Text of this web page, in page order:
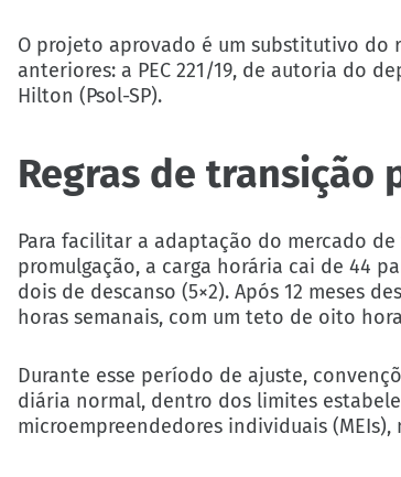
O projeto aprovado é um substitutivo do
anteriores: a PEC 221/19, de autoria do
Hilton (Psol-SP).
Regras de transição
Para facilitar a adaptação do mercado
promulgação, a carga horária cai de 44
dois de descanso (5×2). Após 12 meses
horas semanais, com um teto de oito
Durante esse período de ajuste,
diária normal, dentro dos limites
microempreendedores individuais